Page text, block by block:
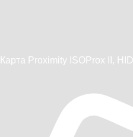
Карта Proximity ISOProx II, HID